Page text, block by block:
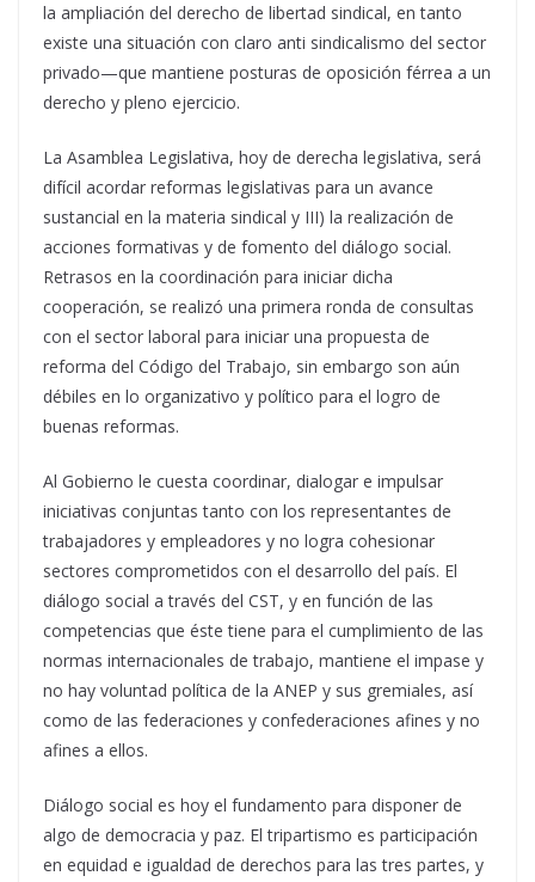
la ampliación del derecho de libertad sindical, en tanto
existe una situación con claro anti sindicalismo del sector
privado—que mantiene posturas de oposición férrea a un
derecho y pleno ejercicio.
La Asamblea Legislativa, hoy de derecha legislativa, será
difícil acordar reformas legislativas para un avance
sustancial en la materia sindical y III) la realización de
acciones formativas y de fomento del diálogo social.
Retrasos en la coordinación para iniciar dicha
cooperación, se realizó una primera ronda de consultas
con el sector laboral para iniciar una propuesta de
reforma del Código del Trabajo, sin embargo son aún
débiles en lo organizativo y político para el logro de
buenas reformas.
Al Gobierno le cuesta coordinar, dialogar e impulsar
iniciativas conjuntas tanto con los representantes de
trabajadores y empleadores y no logra cohesionar
sectores comprometidos con el desarrollo del país. El
diálogo social a través del CST, y en función de las
competencias que éste tiene para el cumplimiento de las
normas internacionales de trabajo, mantiene el impase y
no hay voluntad política de la ANEP y sus gremiales, así
como de las federaciones y confederaciones afines y no
afines a ellos.
Diálogo social es hoy el fundamento para disponer de
algo de democracia y paz. El tripartismo es participación
en equidad e igualdad de derechos para las tres partes, y